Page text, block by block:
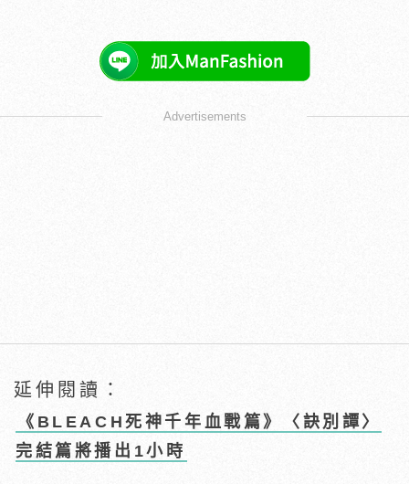
Advertisements
延伸閱讀：
《BLEACH死神千年血戰篇》〈訣別譚〉
完結篇將播出1小時